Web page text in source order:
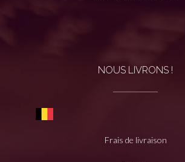
NOUS LIVRONS !
Frais de livraison